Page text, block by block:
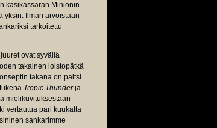
käsikassaran Minionin
yksin. Ilman arvoistaan
tarkoitettu
ovat syvällä
takainen loistopätkä
takana on paitsi
Tropic Thunderja
mielikuvituksestaan
vertautua pari kuukatta
sankarimme